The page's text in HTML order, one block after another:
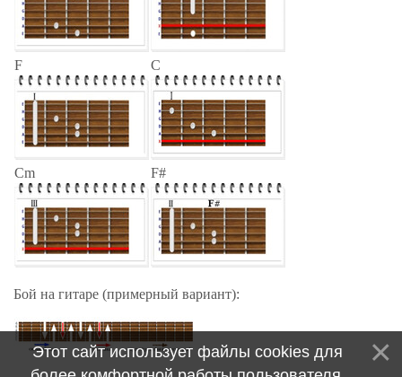
F C
Cm F#
Бой на гитаре (примерный вариант):
Этот сайт использует файлы cookies для